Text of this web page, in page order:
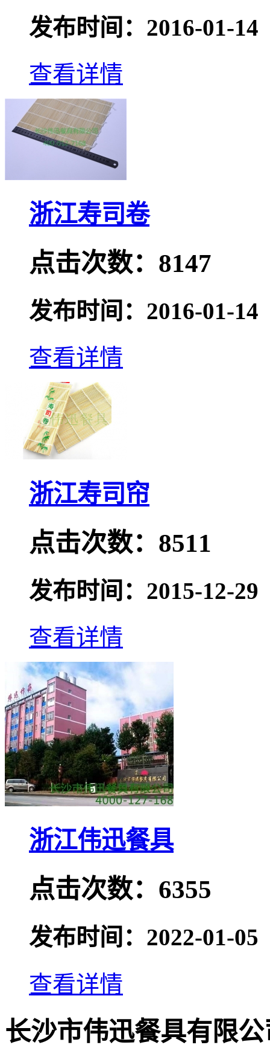
发布时间：2016-01-14
查看详情
浙江寿司卷
点击次数：8147
发布时间：2016-01-14
查看详情
浙江寿司帘
点击次数：8511
发布时间：2015-12-29
查看详情
浙江伟迅餐具
点击次数：6355
发布时间：2022-01-05
查看详情
长沙市伟迅餐具有限公